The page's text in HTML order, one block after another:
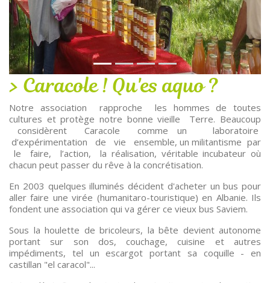
Caracole ! Qu'es aquo ?
Notre association rapproche les hommes de toutes
cultures et protège notre bonne vieille Terre. Beaucoup
considèrent Caracole comme un laboratoire
d’expérimentation de vie ensemble, un militantisme par
le faire, l’action, la réalisation, véritable incubateur où
chacun peut passer du rêve à la concrétisation.
En 2003 quelques illuminés décident d'acheter un bus pour
aller faire une virée (humanitaro-touristique) en Albanie. Ils
fondent une association qui va gérer ce vieux bus Saviem.
Sous la houlette de bricoleurs, la bête devient autonome
portant sur son dos, couchage, cuisine et autres
impédiments, tel un escargot portant sa coquille - en
castillan "el caracol"...